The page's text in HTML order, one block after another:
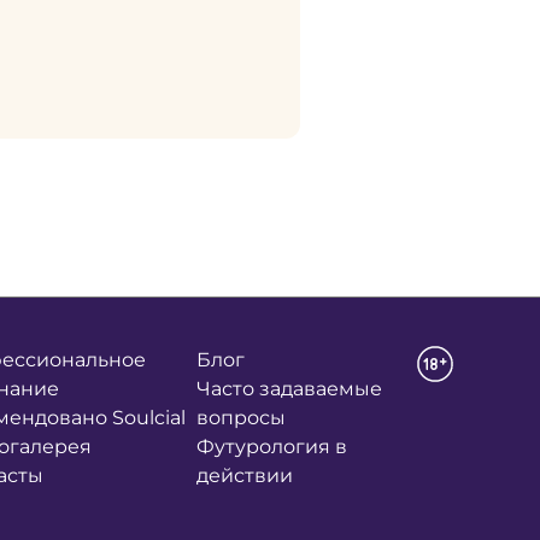
Soulcial
Блог
Часто задаваемые
вопросы
Футурология в
действии